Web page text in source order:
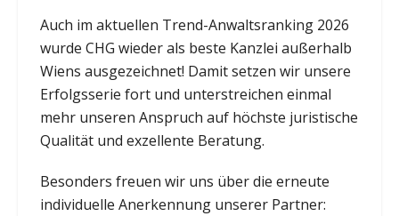
Auch im aktuellen Trend-Anwaltsranking 2026
wurde CHG wieder als beste Kanzlei außerhalb
Wiens ausgezeichnet! Damit setzen wir unsere
Erfolgsserie fort und unterstreichen einmal
mehr unseren Anspruch auf höchste juristische
Qualität und exzellente Beratung.
Besonders freuen wir uns über die erneute
individuelle Anerkennung unserer Partner: